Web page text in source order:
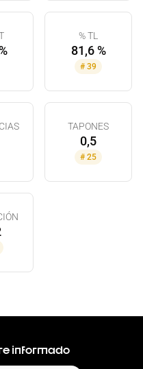
% TL
81,6 %
# 39
TAPONES
0,5
# 25
informado